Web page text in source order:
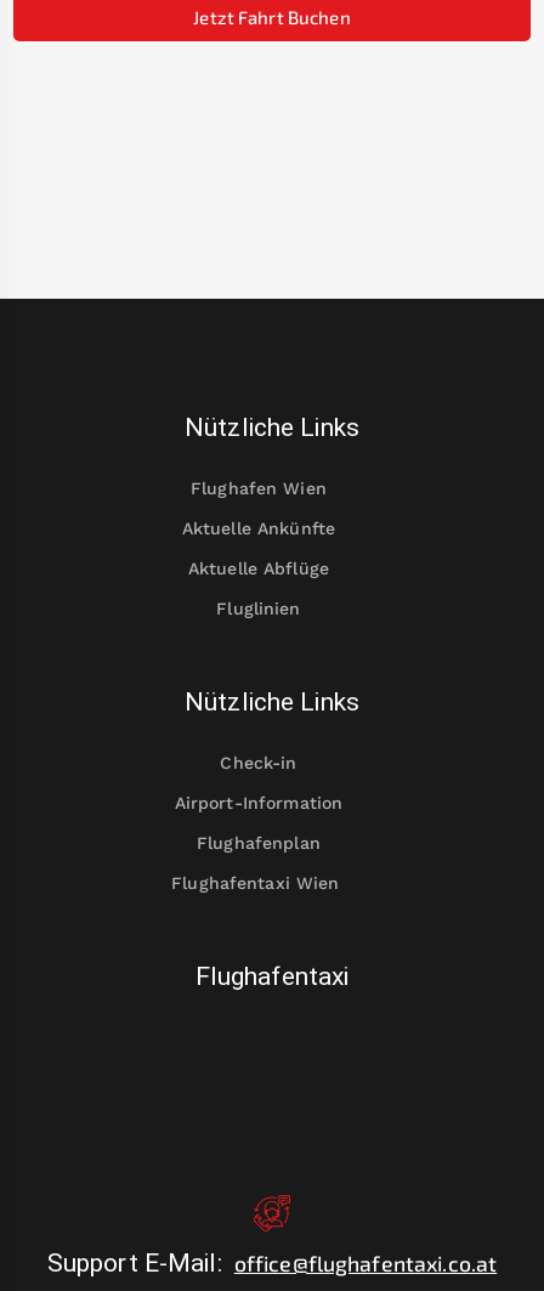
Jetzt Fahrt Buchen
Nützliche Links
Flughafen Wien
Aktuelle Ankünfte
Aktuelle Abflüge
Fluglinien
Nützliche Links
Check-in
Airport-Information
Flughafenplan
Flughafentaxi Wien
Flughafentaxi
Support E-Mail: office@flughafentaxi.co.at